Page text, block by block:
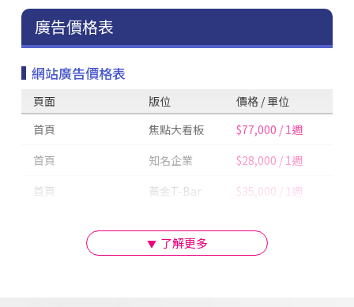
廣告價格表
網站廣告價格表
頁面 版位
價格 / 單位
首頁
焦點大看板
$77,000 / 1週
首頁
知名企業
$28,000 / 1週
首頁
黃金T-Bar $35,000 / 1週
了解更多